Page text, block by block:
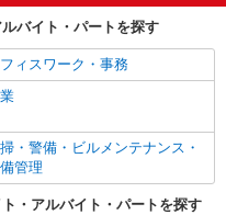
央交通や相模神奈交バスなど
Ｒ横浜線、国道１２９号がＪ
１６号沿いには、家電量販
リンスタンド、大型商業施設
求人も多いです。そのほか、
手建設機械製造会社の事業
ため、製造や組立、加工、検
ります。中央区は桜をシンボ
数あります。市役所通り、西
園、鹿沼公園、高田橋上流
ら多くの人が集まります。緑
バイト・パートを探す
ィスワーク・事務
・警備・ビルメンテナンス・
管理
・アルバイト・パートを探す